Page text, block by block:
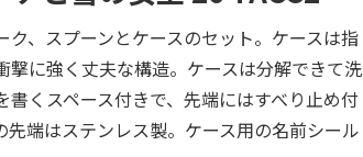
ク、スプーンとケースのセット。ケースは指
撃に強く丈夫な構造。ケースは分解できて洗
書くスペース付きで、先端にはすべり止め付
先端はステンレス製。ケース用の名前シール